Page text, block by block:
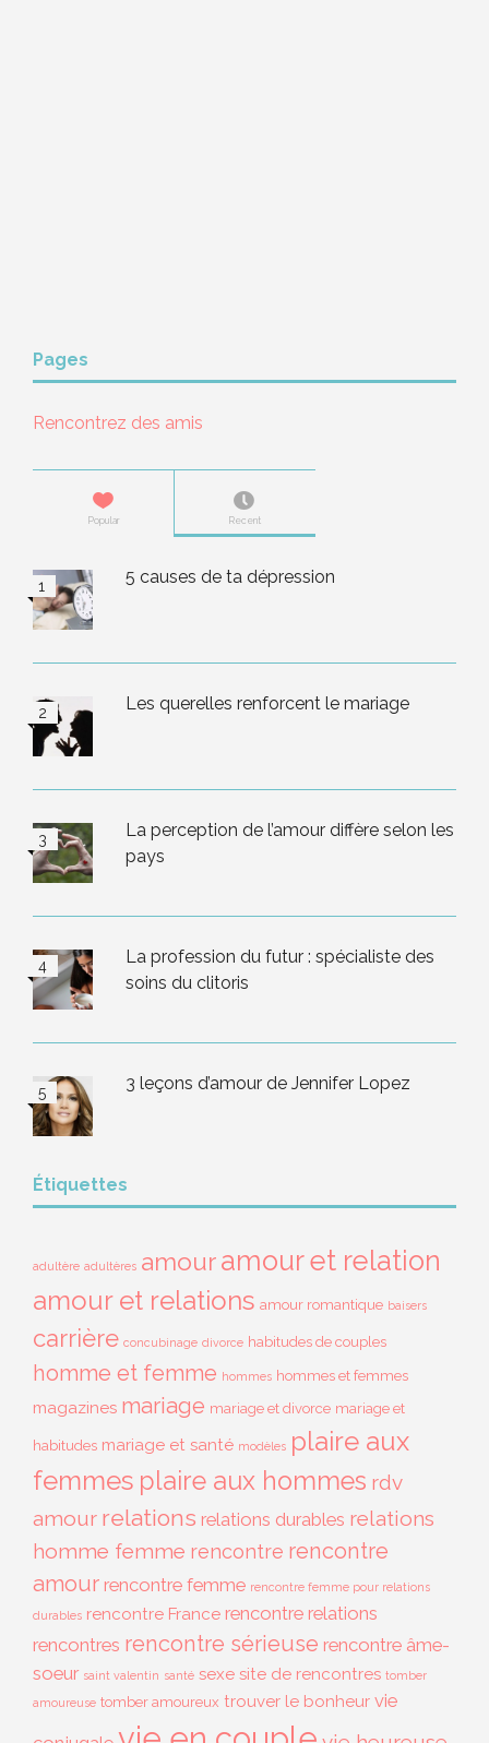
Pages
Rencontrez des amis
Popular Recent
5 causes de ta dépression
Les querelles renforcent le mariage
La perception de l’amour diffère selon les
pays
La profession du futur : spécialiste des
soins du clitoris
3 leçons d’amour de Jennifer Lopez
Étiquettes
adultère adultères amouramour et relation
amour et relations amour romantique baisers
carrière concubinage divorce habitudes de couples
homme et femme hommes hommes et femmes
magazines mariage mariage et divorce mariage et
habitudes mariage et santé modèles plaire aux
femmes plaire aux hommes rdv
amour relations relations durables relations
homme femme rencontre rencontre
amour rencontre femme rencontre femme pour relations
durables rencontre France rencontre relations
rencontres rencontre sérieuse rencontre âme-
soeur saint valentin santé sexe site de rencontres tomber
amoureuse tomber amoureux trouver le bonheur vie